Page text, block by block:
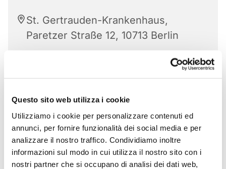
Questo sito web utilizza i cookie
Utilizziamo i cookie per personalizzare contenuti ed
annunci, per fornire funzionalità dei social media e per
analizzare il nostro traffico. Condividiamo inoltre
informazioni sul modo in cui utilizza il nostro sito con i
nostri partner che si occupano di analisi dei dati web,
St. Gertrauden-Krankenhaus,
Paretzer Straße 12, 10713 Berlin